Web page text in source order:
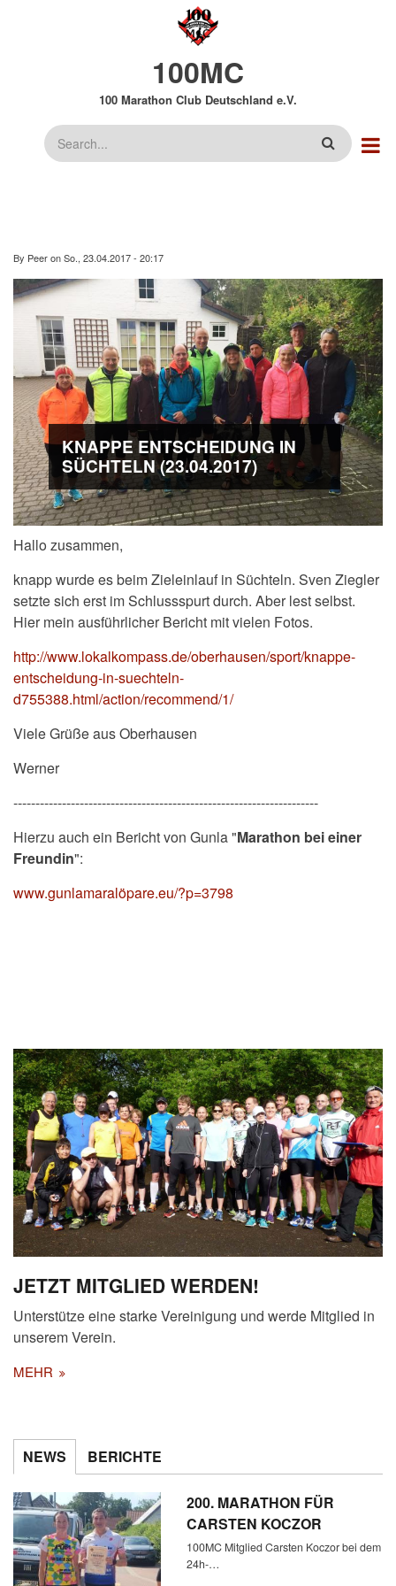
100MC
100 Marathon Club Deutschland e.V.
Suche
By PeeronSo., 23.04.2017 - 20:17
KNAPPE ENTSCHEIDUNG IN
SÜCHTELN (23.04.2017)
Hallo zusammen,
knapp wurde es beim Zieleinlauf in Süchteln. Sven Ziegler
setzte sich erst im Schlussspurt durch. Aber lest selbst.
Hier mein ausführlicher Bericht mit vielen Fotos.
http://www.lokalkompass.de/oberhausen/sport/knappe-
entscheidung-in-suechteln-
d755388.html/action/recommend/1/
Viele Grüße aus Oberhausen
Werner
---------------------------------------------------------------------
Hierzu auch ein Bericht von Gunla "Marathon bei einer
Freundin":
www.gunlamaralöpare.eu/?p=3798
JETZT MITGLIED WERDEN!
Unterstütze eine starke Vereinigung und werde Mitglied in
unserem Verein.
MEHR
NEWS BERICHTE
200. MARATHON FÜR
CARSTEN KOCZOR
100MC Mitglied Carsten Koczor bei dem
24h-…